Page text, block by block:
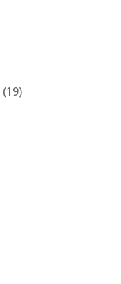
(19)